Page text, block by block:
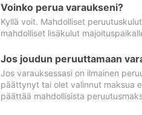
Voinko perua varaukseni?
Kyllä voit. Mahdolliset
mahdolliset lisäkulut
Jos joudun peruuttamaan
Jos varauksessasi on ilmainen
päättynyt tai olet valinnut maksua
päättää mahdollisista